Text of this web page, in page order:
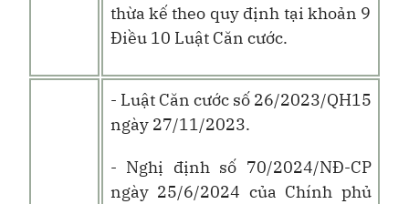
thừa kế theo quy định tại khoản 9
Điều 10 Luật Căn cước.
- Luật Căn cước số 26/2023/QH15
ngày 27/11/2023.
- Nghị định số 70/2024/NĐ-CP
ngày 25/6/2024 của Chính phủ